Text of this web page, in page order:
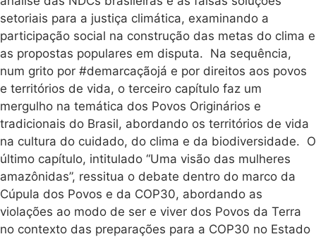
setoriais para a justiça climática, examinando a
participação social na construção das metas do clima e
as propostas populares em disputa. Na sequência,
num grito por #demarcaçãojá e por direitos aos povos
e territórios de vida, o terceiro capítulo faz um
mergulho na temática dos Povos Originários e
tradicionais do Brasil, abordando os territórios de vida
na cultura do cuidado, do clima e da biodiversidade. O
último capítulo, intitulado “Uma visão das mulheres
amazônidas”, ressitua o debate dentro do marco da
Cúpula dos Povos e da COP30, abordando as
violações ao modo de ser e viver dos Povos da Terra
no contexto das preparações para a COP30 no Estado